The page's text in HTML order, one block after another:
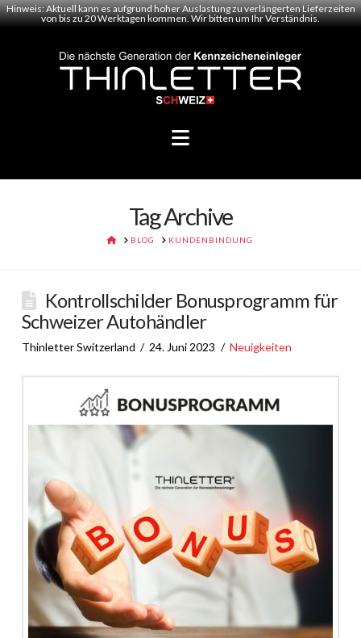
Hinweis: Aktuell kann es aufgrund hoher Auslastung zu verlängerten Lieferzeiten
von bis zu 20 Werktagen kommen. Wir bitten um Ihr Verständnis.
Navigation
Tag Archive
HOME
BLOG KUNDENBINDUNG
Kontrollschilder Bonusprogramm für
Schweizer Autohändler
Thinletter Switzerland 24. Juni 2023 Neuigkeiten